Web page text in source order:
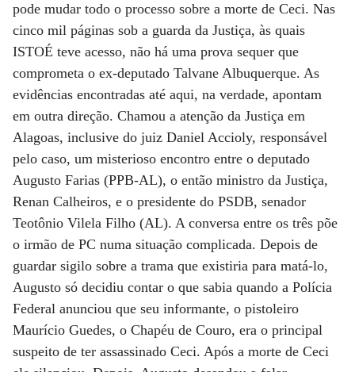
pode mudar todo o processo sobre a morte de Ceci. Nas
cinco mil páginas sob a guarda da Justiça, às quais
ISTOÉ teve acesso, não há uma prova sequer que
comprometa o ex-deputado Talvane Albuquerque. As
evidências encontradas até aqui, na verdade, apontam
em outra direção. Chamou a atenção da Justiça em
Alagoas, inclusive do juiz Daniel Accioly, responsável
pelo caso, um misterioso encontro entre o deputado
Augusto Farias (PPB-AL), o então ministro da Justiça,
Renan Calheiros, e o presidente do PSDB, senador
Teotônio Vilela Filho (AL). A conversa entre os três põe
o irmão de PC numa situação complicada. Depois de
guardar sigilo sobre a trama que existiria para matá-lo,
Augusto só decidiu contar o que sabia quando a Polícia
Federal anunciou que seu informante, o pistoleiro
Maurício Guedes, o Chapéu de Couro, era o principal
suspeito de ter assassinado Ceci. Após a morte de Ceci